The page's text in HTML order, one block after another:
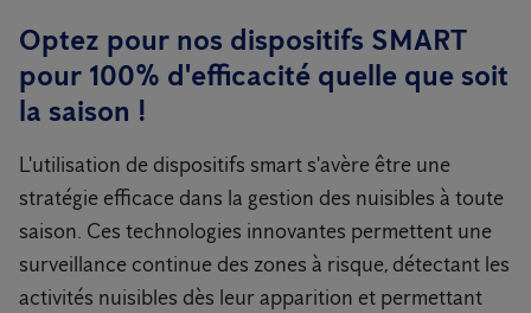
Optez pour nos dispositifs SMART
pour 100% d'efficacité quelle que soit
la saison !
L'utilisation de dispositifs smart s'avère être une
stratégie efficace dans la gestion des nuisibles à toute
saison. Ces technologies innovantes permettent une
surveillance continue des zones à risque, détectant les
activités nuisibles dès leur apparition et permettant